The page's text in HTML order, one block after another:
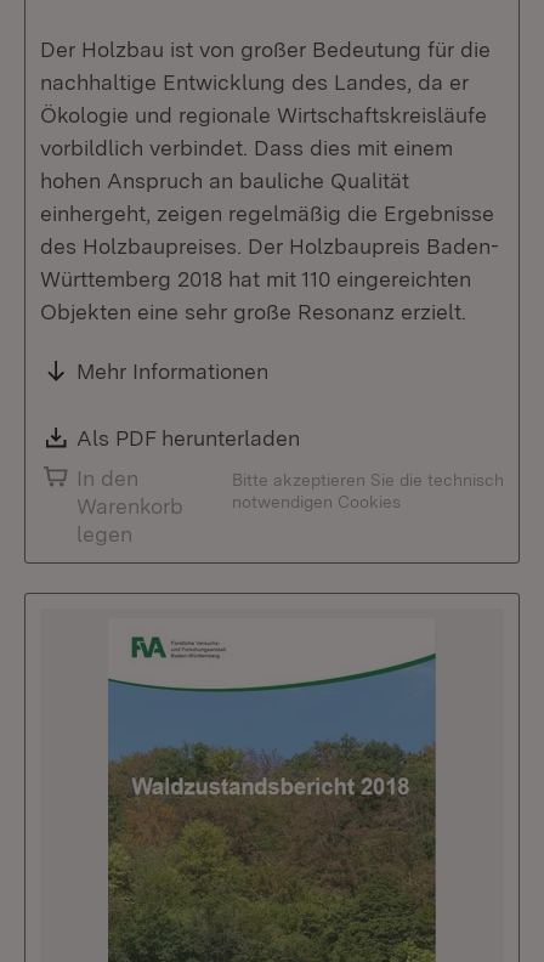
Der Holzbau ist von großer Bedeutung für die
nachhaltige Entwicklung des Landes, da er
Ökologie und regionale Wirtschaftskreisläufe
vorbildlich verbindet. Dass dies mit einem
hohen Anspruch an bauliche Qualität
einhergeht, zeigen regelmäßig die Ergebnisse
des Holzbaupreises. Der Holzbaupreis Baden-
Württemberg 2018 hat mit 110 eingereichten
Objekten eine sehr große Resonanz erzielt.
Mehr Informationen
Download:
Als PDF herunterladen
In den
Warenkorb
legen
Bitte akzeptieren Sie die technisch
notwendigen Cookies